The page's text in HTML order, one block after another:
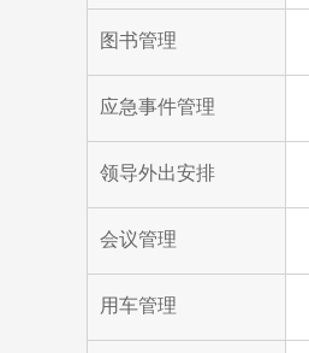
图书管理
应急事件管理
领导外出安排
会议管理
用车管理